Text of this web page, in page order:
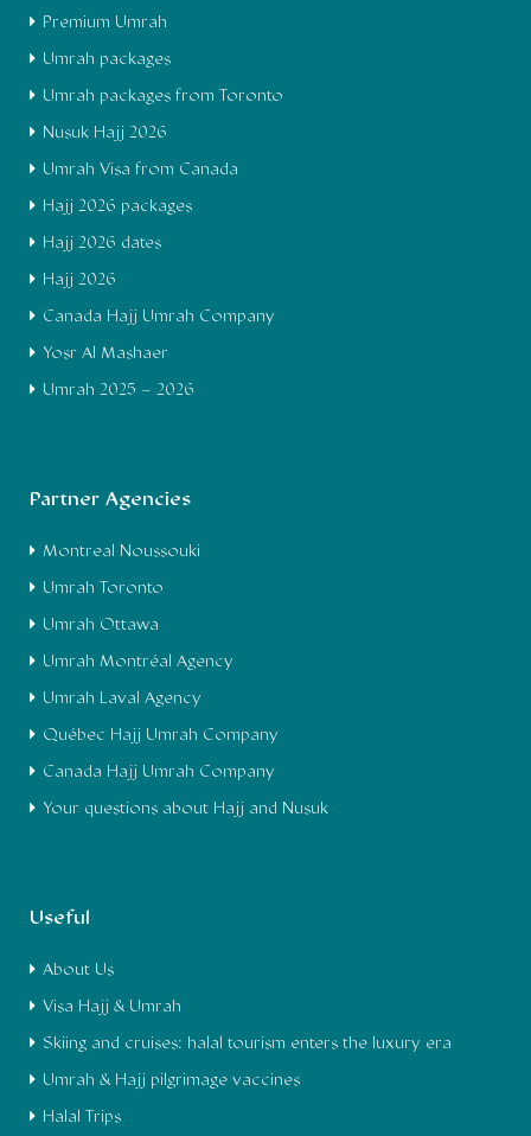
Premium Umrah
Umrah packages
Umrah packages from Toronto
Nusuk Hajj 2026
Umrah Visa from Canada
Hajj 2026 packages
Hajj 2026 dates
Hajj 2026
Canada Hajj Umrah Company
Yosr Al Mashaer
Umrah 2025 – 2026
Partner Agencies
Montreal Noussouki
Umrah Toronto
Umrah Ottawa
Umrah Montréal Agency
Umrah Laval Agency
Québec Hajj Umrah Company
Canada Hajj Umrah Company
Your questions about Hajj and Nusuk
Useful
About Us
Visa Hajj & Umrah
Skiing and cruises: halal tourism enters the luxury era
Umrah & Hajj pilgrimage vaccines
Halal Trips